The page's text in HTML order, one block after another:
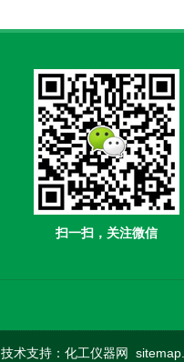
扫一扫，关注微信
技术支持： 化工仪器网